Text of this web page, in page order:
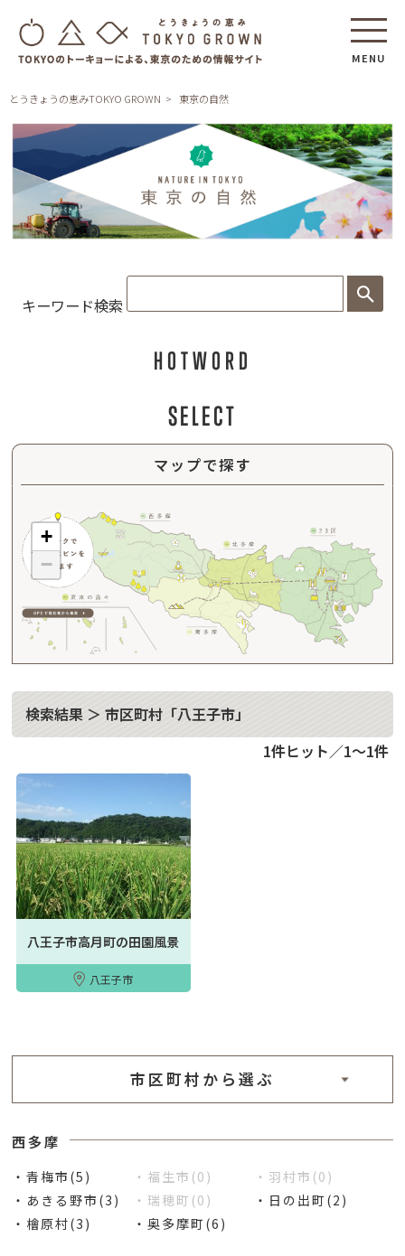
MENU
とうきょうの恵みTOKYO GROWN 東京の自然
自キーワード検索
HOTWORD
SELECT
マップで探す
+
−
検索結果 ＞ 市区町村「八王子市」
1件ヒット／1～1件
八王子市高月町の田園風景
八王子市
市区町村から選ぶ
西多摩
・青梅市(5) ・福生市(0)
・羽村市(0)
・あきる野市(3)
・瑞穂町(0)
・日の出町(2)
・檜原村(3)
・奥多摩町(6)